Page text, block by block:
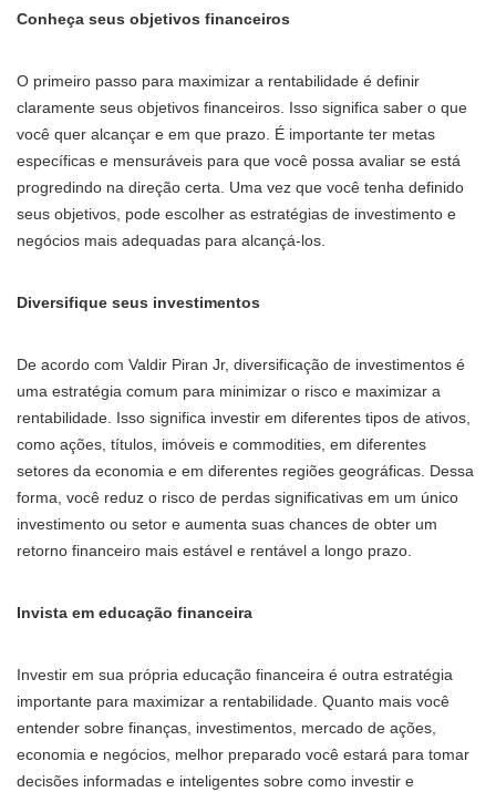
Conheça seus objetivos financeiros
O primeiro passo para maximizar a rentabilidade é definir
claramente seus objetivos financeiros. Isso significa saber o que
você quer alcançar e em que prazo. É importante ter metas
específicas e mensuráveis para que você possa avaliar se está
progredindo na direção certa. Uma vez que você tenha definido
seus objetivos, pode escolher as estratégias de investimento e
negócios mais adequadas para alcançá-los.
Diversifique seus investimentos
De acordo com Valdir Piran Jr, diversificação de investimentos é
uma estratégia comum para minimizar o risco e maximizar a
rentabilidade. Isso significa investir em diferentes tipos de ativos,
como ações, títulos, imóveis e commodities, em diferentes
setores da economia e em diferentes regiões geográficas. Dessa
forma, você reduz o risco de perdas significativas em um único
investimento ou setor e aumenta suas chances de obter um
retorno financeiro mais estável e rentável a longo prazo.
Invista em educação financeira
Investir em sua própria educação financeira é outra estratégia
importante para maximizar a rentabilidade. Quanto mais você
entender sobre finanças, investimentos, mercado de ações,
economia e negócios, melhor preparado você estará para tomar
decisões informadas e inteligentes sobre como investir e